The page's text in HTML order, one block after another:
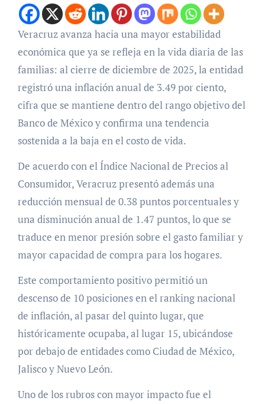
Veracruz avanza hacia una mayor estabilidad
económica que ya se refleja en la vida diaria de las
familias: al cierre de diciembre de 2025, la entidad
registró una inflación anual de 3.49 por ciento,
cifra que se mantiene dentro del rango objetivo del
Banco de México y confirma una tendencia
sostenida a la baja en el costo de vida.
De acuerdo con el Índice Nacional de Precios al
Consumidor, Veracruz presentó además una
reducción mensual de 0.38 puntos porcentuales y
una disminución anual de 1.47 puntos, lo que se
traduce en menor presión sobre el gasto familiar y
mayor capacidad de compra para los hogares.
Este comportamiento positivo permitió un
descenso de 10 posiciones en el ranking nacional
de inflación, al pasar del quinto lugar, que
históricamente ocupaba, al lugar 15, ubicándose
por debajo de entidades como Ciudad de México,
Jalisco y Nuevo León.
Uno de los rubros con mayor impacto fue el